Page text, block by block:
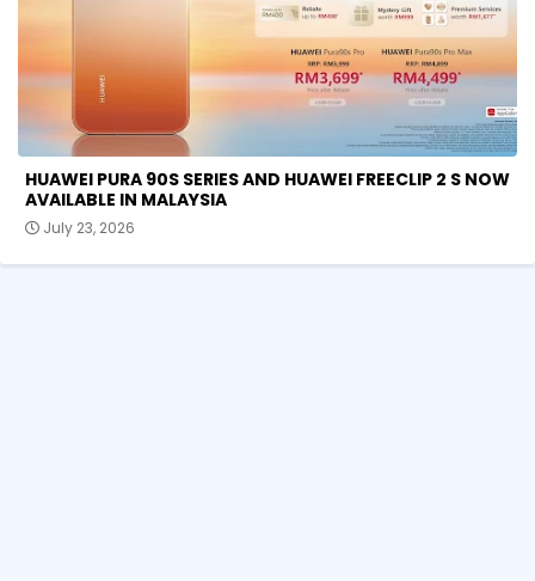
HUAWEI PURA 90S SERIES AND HUAWEI FREECLIP 2 S NOW
AVAILABLE IN MALAYSIA
July 23, 2026